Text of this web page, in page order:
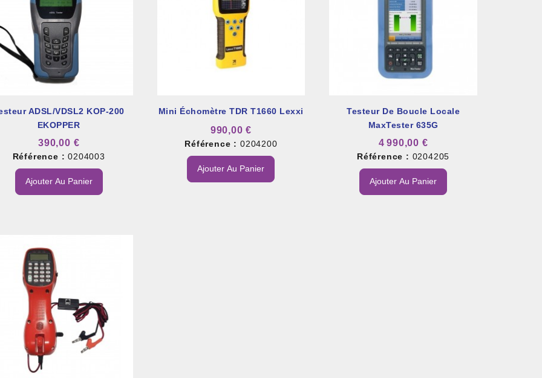
ADSL/VDSL2 KOP-200
EKOPPER
390,00 €
Référence : 0204003
Ajouter Au Panier
Mini Échomètre TDR T1660 Lexxi
990,00 €
Référence : 0204200
Ajouter Au Panier
Testeur De Boucle Locale
MaxTester 635G
4 990,00 €
Référence : 0204205
Ajouter Au Panier